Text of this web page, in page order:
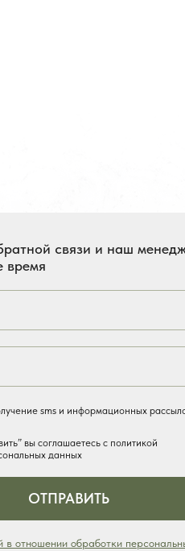
связи и наш
время
sms и информационных
вы соглашаетесь с политикой
данных
ОТПРАВИТЬ
в отношении обработки